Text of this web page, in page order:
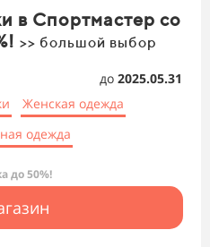
в Спортмастер со
>> большой выбор
до 2025.05.31
Женская одежда
одежда
до 50%!